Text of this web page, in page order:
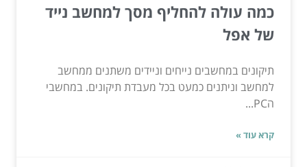
כמה עולה להחליף מסך למחשב נייד
של אפל
תיקונים במחשבים נייחים וניידים משתנים ממחשב
למחשב וניתנים כמעט בכל מעבדת תיקונים. במחשבי
הPC...
קרא עוד »